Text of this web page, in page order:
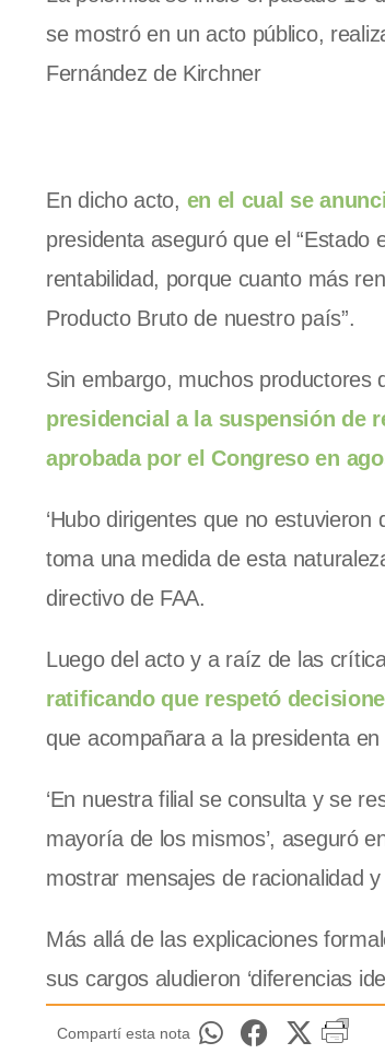
se mostró en un acto público,
Fernández de Kirchner
En dicho acto, en el cual se
presidenta aseguró que el
rentabilidad, porque cuanto más
Producto Bruto de nuestro país”.
Sin embargo, muchos
presidencial a la suspensión de
aprobada por el Congreso en
‘Hubo dirigentes que no
toma una medida de esta
directivo de FAA.
Luego del acto y a raíz de las
ratificando que respetó
que acompañara a la presidenta
‘En nuestra filial se consulta y se
mayoría de los mismos’, aseguró
mostrar mensajes de racionalidad y
Más allá de las explicaciones
sus cargos aludieron ‘diferencias
Compartí esta nota